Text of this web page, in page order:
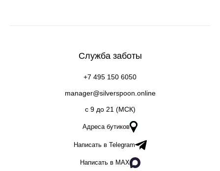
Служба заботы
+7 495 150 6050
manager@silverspoon.online
c 9 до 21 (МСК)
Адреса бутиков
Написать в Telegram
Написать в MAX